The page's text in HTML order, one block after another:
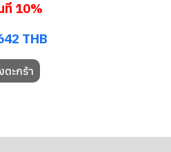
ที 10%
THB
ตะกร้า